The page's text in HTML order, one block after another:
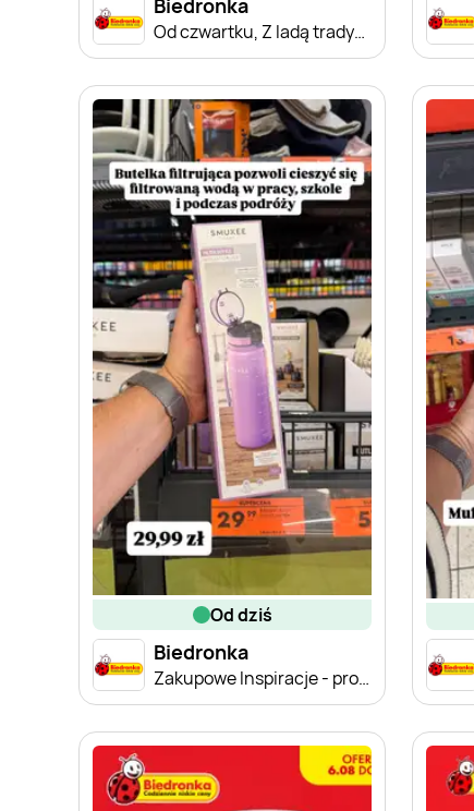
Od czwartku, Z ladą tradycyjną
od dziś
Biedronka
Zakupowe Inspiracje - produkty do domu i dodatki modowe